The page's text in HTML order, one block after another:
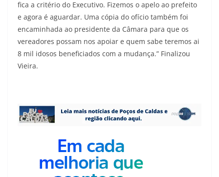
fica a critério do Executivo. Fizemos o apelo ao prefeito
e agora é aguardar. Uma cópia do ofício também foi
encaminhada ao presidente da Câmara para que os
vereadores possam nos apoiar e quem sabe teremos ai
8 mil idosos beneficiados com a mudança.” Finalizou
Vieira.